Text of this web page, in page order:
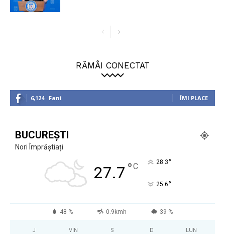
RĂMÂI CONECTAT
6,124 Fani ÎMI PLACE
BUCUREȘTI
Nori Împrăștiați
27.7 °C 28.3°
25.6°
48 % 0.9kmh 39 %
J VIN S D LUN